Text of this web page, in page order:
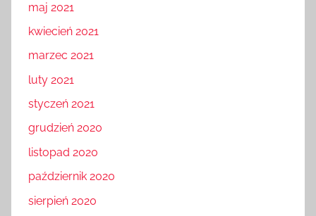
maj 2021
kwiecień 2021
marzec 2021
luty 2021
styczeń 2021
grudzień 2020
listopad 2020
październik 2020
sierpień 2020